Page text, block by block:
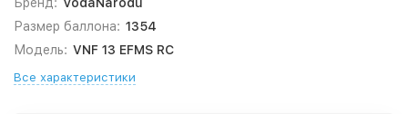
Размер баллона: 1354
Модель: VNF 13 EFMS RС
Все характеристики